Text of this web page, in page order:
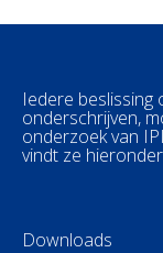
Iedere beslissing
onderschrijven,
onderzoek van
vindt ze
Downloads